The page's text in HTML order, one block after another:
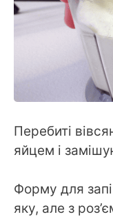
Перебиті
яйцем і
Форму для
яку, але з